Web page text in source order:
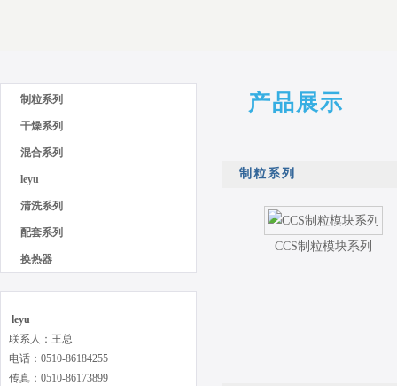
制粒系列
干燥系列
混合系列
leyu
清洗系列
配套系列
换热器
leyu
联系人：王总
电话：0510-86184255
传真：0510-86173899
产品展示
制粒系列
CCS制粒模块系列